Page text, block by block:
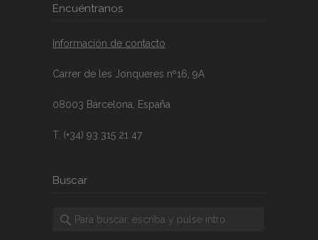
Encuéntranos
Información de contacto
Carrer de les Jonqueres nº16, 9A
08003 Barcelona, España
T. (+34) 93 315 21 47
Buscar